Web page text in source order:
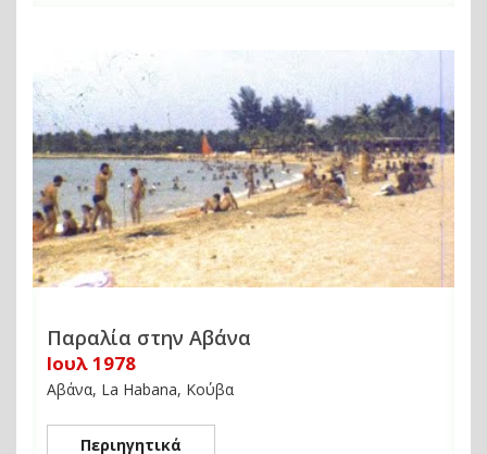
Παραλία στην Αβάνα
Ιουλ 1978
Αβάνα, La Habana, Κούβα
Περιηγητικά